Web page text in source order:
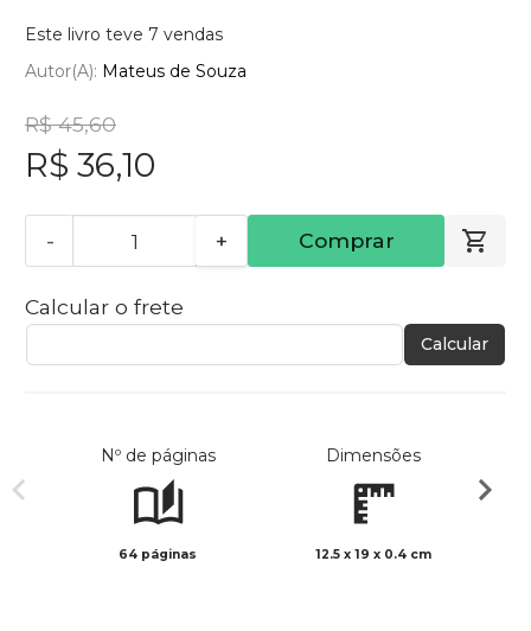
Este livro teve 7 vendas
Autor(a): Mateus de Souza
R$ 45,60
R$ 36,10
- + Comprar
Calcular o frete
Calcular
Nº de páginas
64 páginas
Dimensões
12.5 x 19 x 0.4 cm